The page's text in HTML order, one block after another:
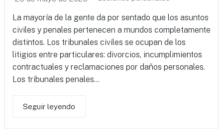
La mayoría de la gente da por sentado que los asuntos
civiles y penales pertenecen a mundos completamente
distintos. Los tribunales civiles se ocupan de los
litigios entre particulares: divorcios, incumplimientos
contractuales y reclamaciones por daños personales.
Los tribunales penales...
Seguir leyendo